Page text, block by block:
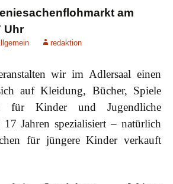
am
Uhr
redaktion
wir im Adlersaal einen
auf Kleidung, Bücher, Spiele
für Kinder und Jugendliche
Jahren spezialisiert – natürlich
für jüngere Kinder verkauft